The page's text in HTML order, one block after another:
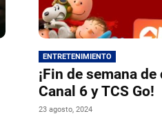
ENTRETENIMIENTO
¡Fin de semana
Canal 6 y TCS Go!
23 agosto, 2024